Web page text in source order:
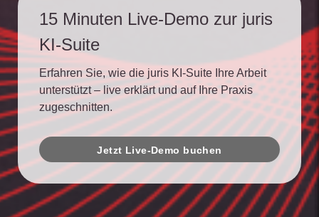
15 Minuten Live-Demo zur juris
KI-Suite
Erfahren Sie, wie die juris KI-Suite Ihre Arbeit
unterstützt – live erklärt und auf Ihre Praxis
zugeschnitten.
Jetzt Live-Demo buchen